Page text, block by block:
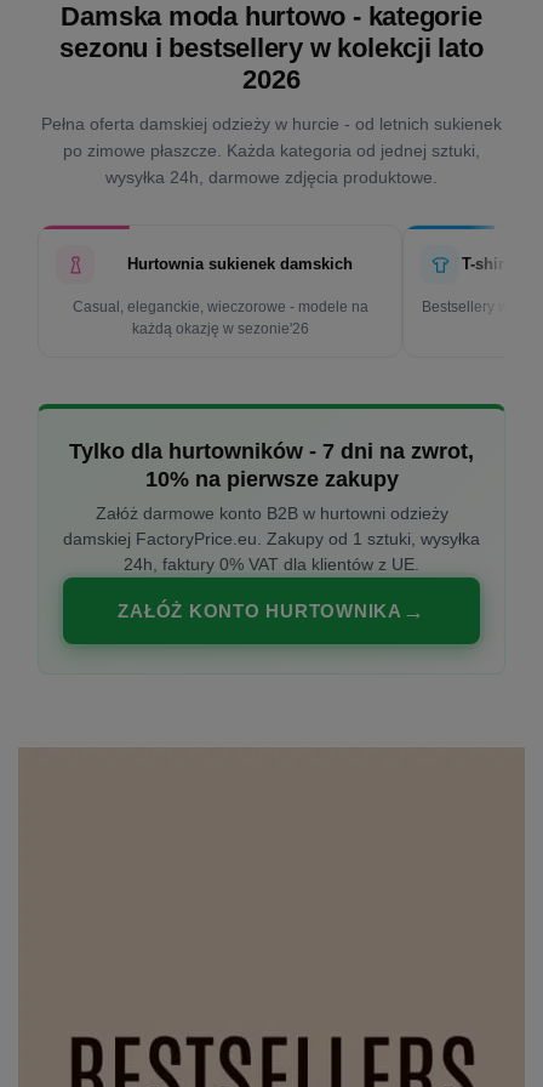
Damska moda hurtowo - kategorie
sezonu i bestsellery w kolekcji lato
2026
Pełna oferta damskiej odzieży w hurcie - od letnich sukienek
po zimowe płaszcze. Każda kategoria od jednej sztuki,
wysyłka 24h, darmowe zdjęcia produktowe.
Hurtownia sukienek damskich
Casual, eleganckie, wieczorowe - modele na
każdą okazję w sezonie'26
T-shirty
Bestsellery w
Tylko dla hurtowników - 7 dni na zwrot,
10% na pierwsze zakupy
Załóż darmowe konto B2B w hurtowni odzieży
damskiej FactoryPrice.eu. Zakupy od 1 sztuki, wysyłka
24h, faktury 0% VAT dla klientów z UE.
ZAŁÓŻ KONTO HURTOWNIKA